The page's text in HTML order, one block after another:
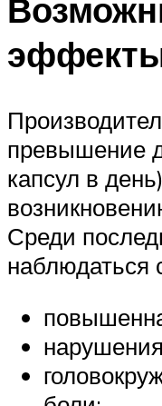
превышение
капсул в
Среди
наблюдаться